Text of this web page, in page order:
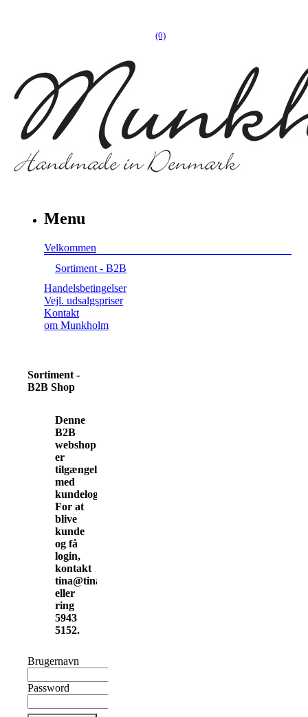
(0)
Menu
Velkommen
Sortiment - B2B
Handelsbetingelser
Vejl. udsalgspriser
Kontakt
om Munkholm
Sortiment -
B2B Shop
Denne
B2B
webshop
er
tilgængelig
med
kundelogin.
For at
blive
kunde
og få
login,
kontakt
tina@tinamunkholm.dk
eller
ring
5943
5152.
Brugernavn
Password